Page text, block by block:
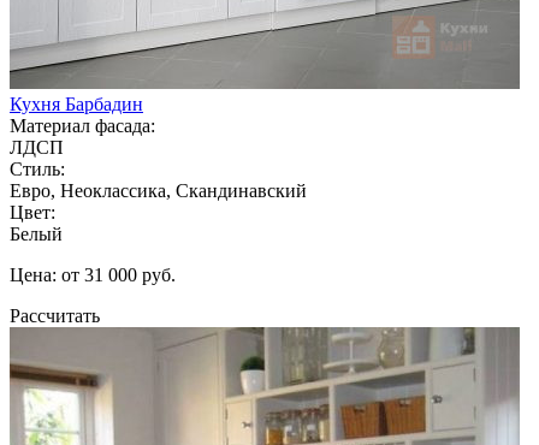
Кухня Барбадин
Материал фасада:
ЛДСП
Стиль:
Евро, Неоклассика, Скандинавский
Цвет:
Белый
Цена: от 31 000 руб.
Рассчитать